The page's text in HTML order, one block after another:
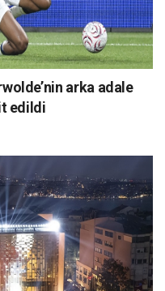
arka adale
edildi